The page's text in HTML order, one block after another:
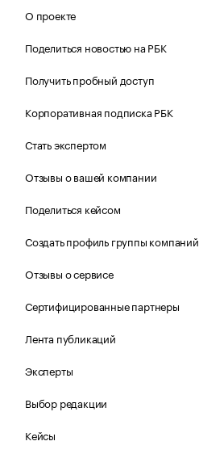
О проекте
Поделиться новостью на РБК
Получить пробный доступ
Корпоративная подписка РБК
Стать экспертом
Отзывы о вашей компании
Поделиться кейсом
Создать профиль группы компаний
Отзывы о сервисе
Сертифицированные партнеры
Лента публикаций
Эксперты
Выбор редакции
Кейсы